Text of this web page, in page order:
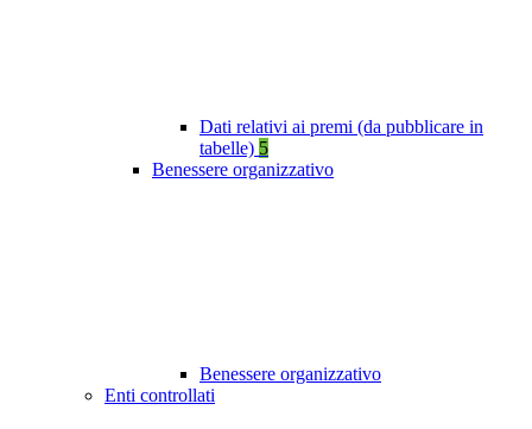
Dati relativi ai premi (da pubblicare in
tabelle) 5
Benessere organizzativo
Benessere organizzativo
Enti controllati